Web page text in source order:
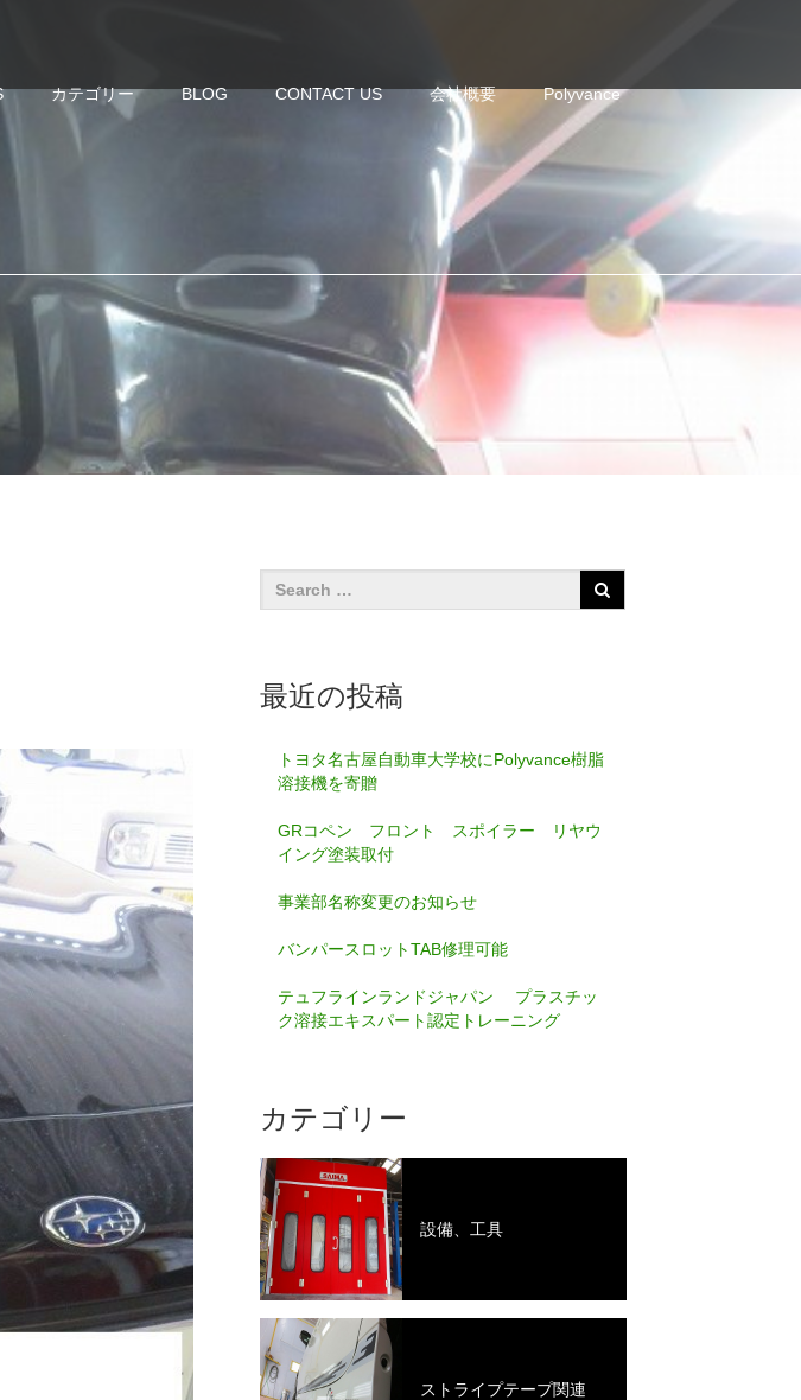
カテゴリー BLOG CONTACT US 会社概要 Polyvance
最近の投稿
トヨタ名古屋自動車大学校にPolyvance樹脂
溶接機を寄贈
GRコペン フロント スポイラー リヤウ
イング塗装取付
事業部名称変更のお知らせ
バンパースロットTAB修理可能
テュフラインランドジャパン プラスチッ
ク溶接エキスパート認定トレーニング
カテゴリー
設備、工具
ストライプテープ関連